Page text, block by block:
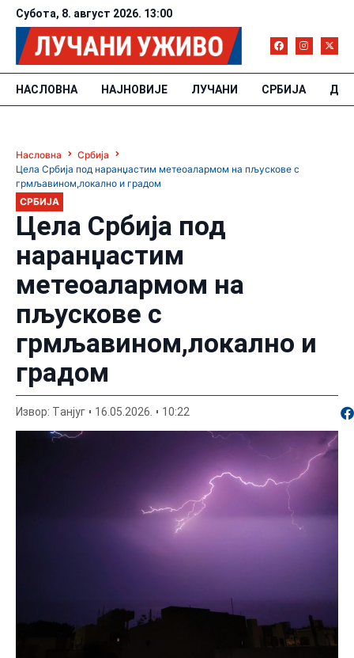
Субота, 8. август 2026. 13:00
НАСЛОВНА НАЈНОВИЈЕ ЛУЧАНИ СРБИЈА
Насловна
Србија
Цела Србија под наранџастим метеоалармом на пљускове с
грмљавином,локално и градом
СРБИЈА
Цела Србија под
наранџастим
метеоалармом на
пљускове с
грмљавином,локално и
градом
Извор: Tанјуг 16.05.2026. 10:22